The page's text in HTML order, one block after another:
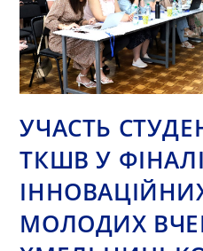
УЧАСТЬ
ТКШВ У
МОЛОДИХ